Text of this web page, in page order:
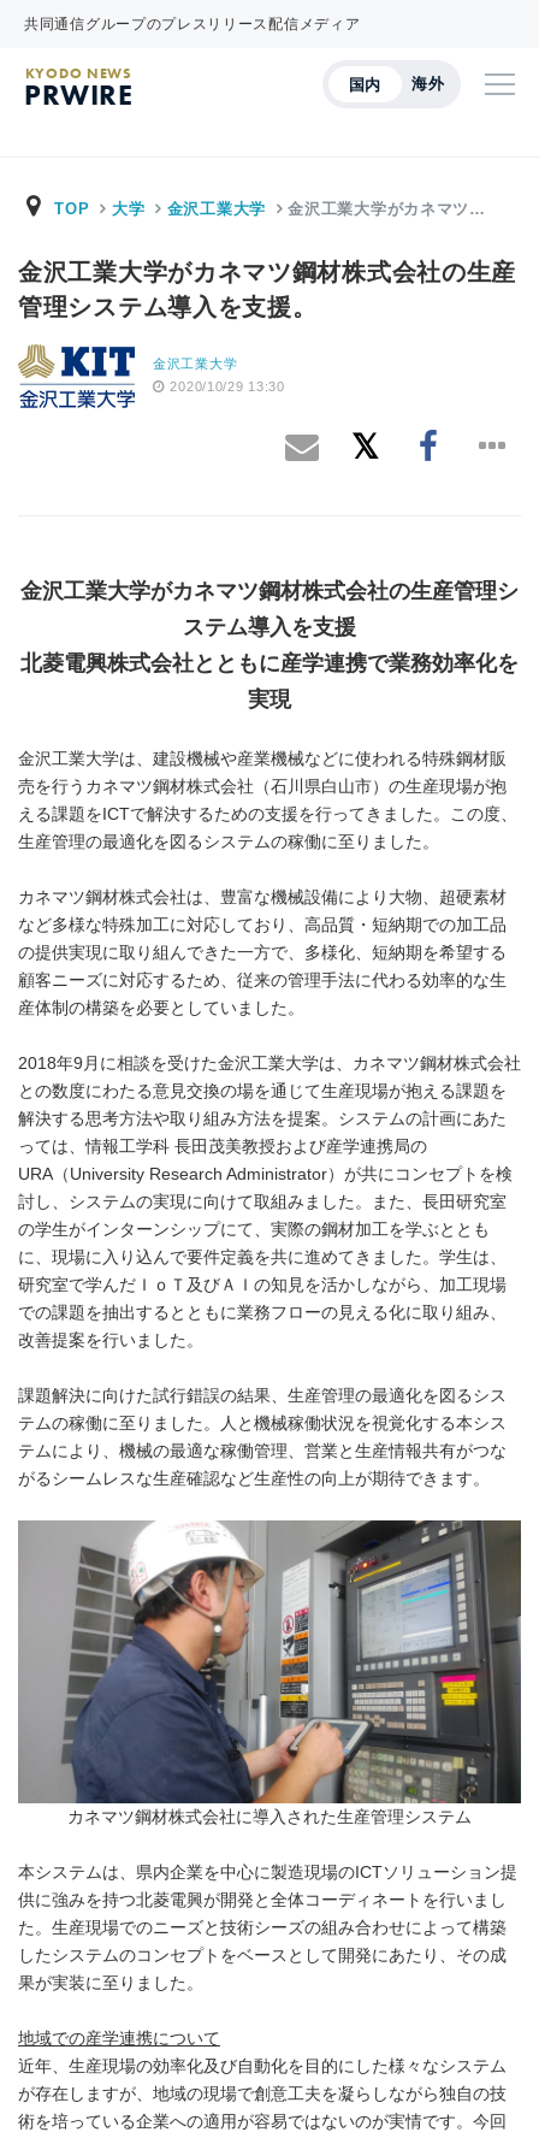
共同通信グループのプレスリリース配信メディア
国内 海外
KYODO NEWS
PRWIRE
TOP 大学 金沢工業大学 金沢工業大学がカネマツ…
金沢工業大学がカネマツ鋼材株式会社の生産
管理システム導入を支援。
金沢工業大学
2020/10/29 13:30
金沢工業大学がカネマツ鋼材株式会社の生産管理シ
ステム導入を支援
北菱電興株式会社とともに産学連携で業務効率化を
実現
金沢工業大学は、建設機械や産業機械などに使われる特殊鋼材販
売を行うカネマツ鋼材株式会社（石川県白山市）の生産現場が抱
える課題をICTで解決するための支援を行ってきました。この度、
生産管理の最適化を図るシステムの稼働に至りました。
カネマツ鋼材株式会社は、豊富な機械設備により大物、超硬素材
など多様な特殊加工に対応しており、高品質・短納期での加工品
の提供実現に取り組んできた一方で、多様化、短納期を希望する
顧客ニーズに対応するため、従来の管理手法に代わる効率的な生
産体制の構築を必要としていました。
2018年9月に相談を受けた金沢工業大学は、カネマツ鋼材株式会社
との数度にわたる意見交換の場を通じて生産現場が抱える課題を
解決する思考方法や取り組み方法を提案。システムの計画にあた
っては、情報工学科 長田茂美教授および産学連携局の
URA（University Research Administrator）が共にコンセプトを検
討し、システムの実現に向けて取組みました。また、長田研究室
の学生がインターンシップにて、実際の鋼材加工を学ぶととも
に、現場に入り込んで要件定義を共に進めてきました。学生は、
研究室で学んだＩｏＴ及びＡＩの知見を活かしながら、加工現場
での課題を抽出するとともに業務フローの見える化に取り組み、
改善提案を行いました。
課題解決に向けた試行錯誤の結果、生産管理の最適化を図るシス
テムの稼働に至りました。人と機械稼働状況を視覚化する本シス
テムにより、機械の最適な稼働管理、営業と生産情報共有がつな
がるシームレスな生産確認など生産性の向上が期待できます。
カネマツ鋼材株式会社に導入された生産管理システム
本システムは、県内企業を中心に製造現場のICTソリューション提
供に強みを持つ北菱電興が開発と全体コーディネートを行いまし
た。生産現場でのニーズと技術シーズの組み合わせによって構築
したシステムのコンセプトをベースとして開発にあたり、その成
果が実装に至りました。
地域での産学連携について
近年、生産現場の効率化及び自動化を目的にした様々なシステム
が存在しますが、地域の現場で創意工夫を凝らしながら独自の技
術を培っている企業への適用が容易ではないのが実情です。今回